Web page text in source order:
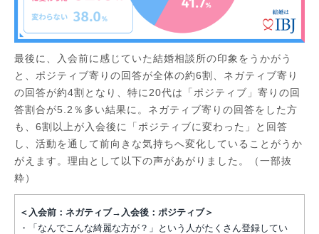
最後に、入会前に感じていた結婚相談所の印象をうかがう
と、ポジティブ寄りの回答が全体の約6割、ネガティブ寄り
の回答が約4割となり、特に20代は「ポジティブ」寄りの回
答割合が5.2％多い結果に。ネガティブ寄りの回答をした方
も、6割以上が入会後に「ポジティブに変わった」と回答
し、活動を通して前向きな気持ちへ変化していることがうか
がえます。理由として以下の声があがりました。（一部抜
粋）
＜入会前：ネガティブ→入会後：ポジティブ＞
・「なんでこんな綺麗な方が？」という人がたくさん登録してい